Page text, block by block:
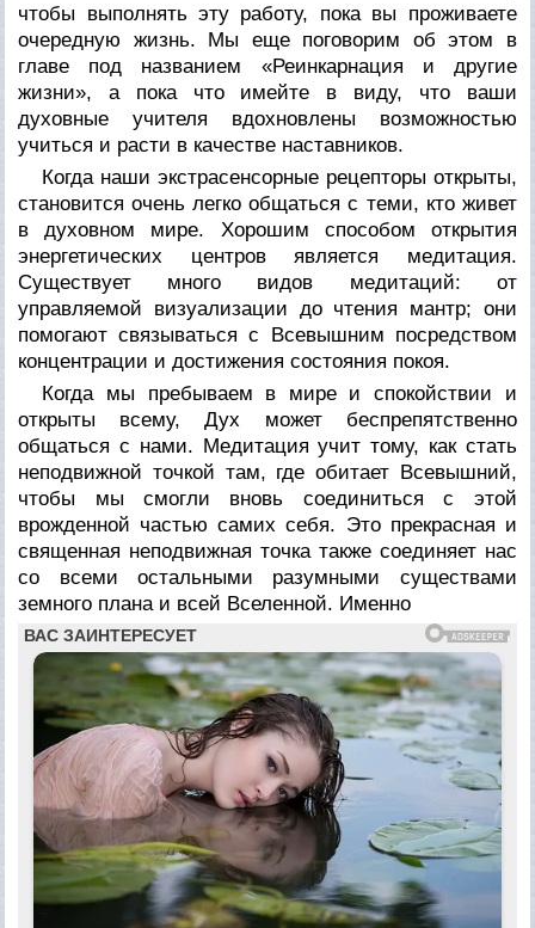
чтобы выполнять эту работу, пока вы проживаете
очередную жизнь. Мы еще поговорим об этом в
главе под названием «Реинкарнация и другие
жизни», а пока что имейте в виду, что ваши
духовные учителя вдохновлены возможностью
учиться и расти в качестве наставников.
Когда наши экстрасенсорные рецепторы открыты,
становится очень легко общаться с теми, кто живет
в духовном мире. Хорошим способом открытия
энергетических центров является медитация.
Существует много видов медитаций: от
управляемой визуализации до чтения мантр; они
помогают связываться с Всевышним посредством
концентрации и достижения состояния покоя.
Когда мы пребываем в мире и спокойствии и
открыты всему, Дух может беспрепятственно
общаться с нами. Медитация учит тому, как стать
неподвижной точкой там, где обитает Всевышний,
чтобы мы смогли вновь соединиться с этой
врожденной частью самих себя. Это прекрасная и
священная неподвижная точка также соединяет нас
со всеми остальными разумными существами
земного плана и всей Вселенной. Именно